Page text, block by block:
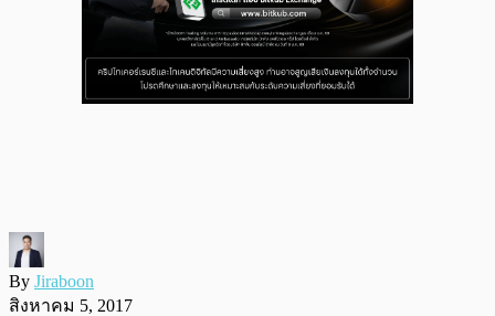
By Jiraboon
สิงหาคม 5, 2017